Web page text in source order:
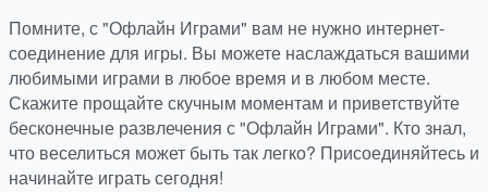
Помните, с "Офлайн Играми" вам не нужно интернет-
соединение для игры. Вы можете наслаждаться вашими
любимыми играми в любое время и в любом месте.
Скажите прощайте скучным моментам и приветствуйте
бесконечные развлечения с "Офлайн Играми". Кто знал,
что веселиться может быть так легко? Присоединяйтесь и
начинайте играть сегодня!